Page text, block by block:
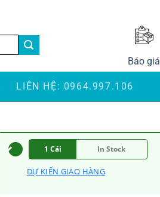
Báo giá
LIÊN HỆ: 0964.997.106
1 Cái In Stock
DỰ KIẾN GIAO HÀNG